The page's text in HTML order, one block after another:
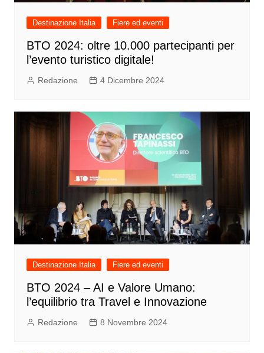
Destinazione Italia Fiere ed eventi
BTO 2024: oltre 10.000 partecipanti per
l’evento turistico digitale!
Redazione 4 Dicembre 2024
Destinazione Italia Fiere ed eventi
BTO 2024 – AI e Valore Umano:
l’equilibrio tra Travel e Innovazione
Redazione 8 Novembre 2024